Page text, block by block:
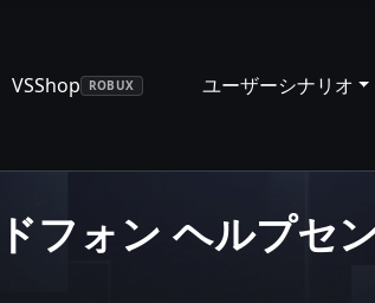
VSShop ROBUX ユーザーシナリオ
フォン ヘルプセ